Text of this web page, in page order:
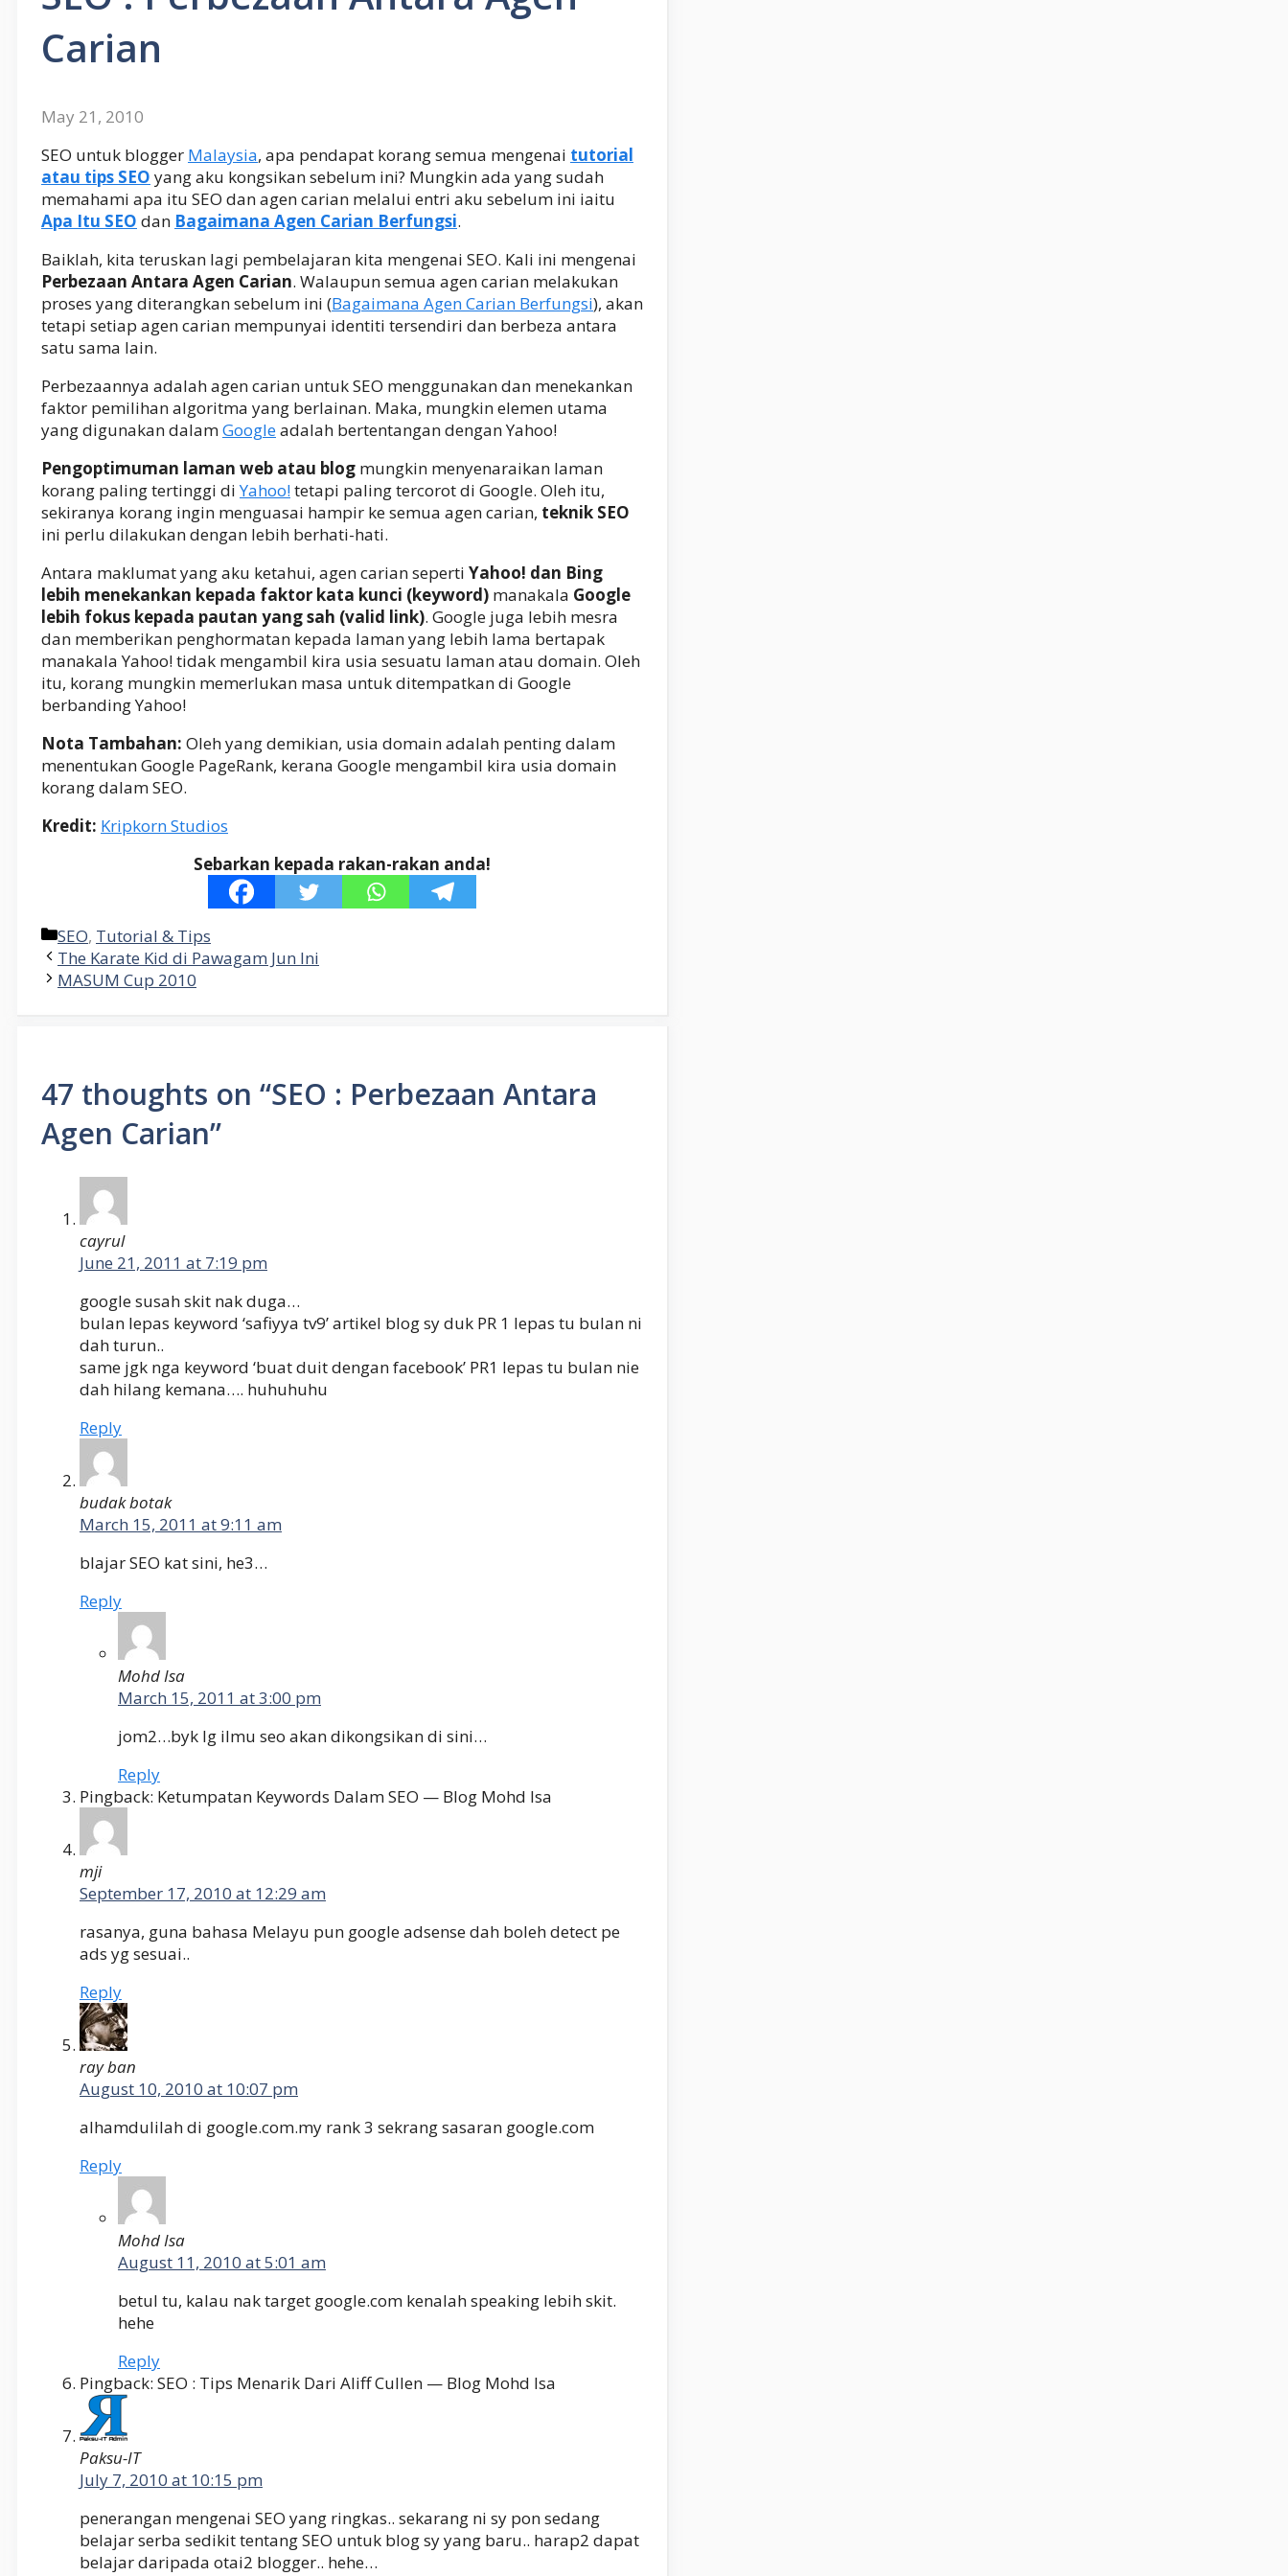
Carian
May 21, 2010
SEO untuk blogger Malaysia, apa pendapat korang semua mengenai tutorial
atau tips SEO yang aku kongsikan sebelum ini? Mungkin ada yang sudah
memahami apa itu SEO dan agen carian melalui entri aku sebelum ini iaitu
Apa Itu SEO dan Bagaimana Agen Carian Berfungsi.
Baiklah, kita teruskan lagi pembelajaran kita mengenai SEO. Kali ini mengenai
Perbezaan Antara Agen Carian. Walaupun semua agen carian melakukan
proses yang diterangkan sebelum ini (Bagaimana Agen Carian Berfungsi), akan
tetapi setiap agen carian mempunyai identiti tersendiri dan berbeza antara
satu sama lain.
Perbezaannya adalah agen carian untuk SEO menggunakan dan menekankan
faktor pemilihan algoritma yang berlainan. Maka, mungkin elemen utama
yang digunakan dalamGoogleadalah bertentangan dengan Yahoo!
Pengoptimuman laman web atau blog mungkin menyenaraikan laman
korang paling tertinggi diYahoo!tetapi paling tercorot di Google. Oleh itu,
sekiranya korang ingin menguasai hampir ke semua agen carian, teknik SEO
ini perlu dilakukan dengan lebih berhati-hati.
Antara maklumat yang aku ketahui, agen carian seperti Yahoo! dan Bing
lebih menekankan kepada faktor kata kunci (keyword) manakala Google
lebih fokus kepada pautan yang sah (valid link). Google juga lebih mesra
dan memberikan penghormatan kepada laman yang lebih lama bertapak
manakala Yahoo! tidak mengambil kira usia sesuatu laman atau domain. Oleh
itu, korang mungkin memerlukan masa untuk ditempatkan di Google
berbanding Yahoo!
Nota Tambahan: Oleh yang demikian, usia domain adalah penting dalam
menentukan Google PageRank, kerana Google mengambil kira usia domain
korang dalam SEO.
Kredit: Kripkorn Studios
Sebarkan kepada rakan-rakan anda!
Categories
SEO, Tutorial & Tips
The Karate Kid di Pawagam Jun Ini
MASUM Cup 2010
47 thoughts on “SEO : Perbezaan Antara
Agen Carian”
cayrul
June 21, 2011 at 7:19 pm
google susah skit nak duga…
bulan lepas keyword ‘safiyya tv9’ artikel blog sy duk PR 1 lepas tu bulan ni
dah turun..
same jgk nga keyword ‘buat duit dengan facebook’ PR1 lepas tu bulan nie
dah hilang kemana…. huhuhuhu
Reply
budak botak
March 15, 2011 at 9:11 am
blajar SEO kat sini, he3…
Reply
Mohd Isa
March 15, 2011 at 3:00 pm
jom2…byk lg ilmu seo akan dikongsikan di sini…
Reply
Pingback: Ketumpatan Keywords Dalam SEO — Blog Mohd Isa
mji
September 17, 2010 at 12:29 am
rasanya, guna bahasa Melayu pun google adsense dah boleh detect pe
ads yg sesuai..
Reply
ray ban
August 10, 2010 at 10:07 pm
alhamdulilah di google.com.my rank 3 sekrang sasaran google.com
Reply
Mohd Isa
August 11, 2010 at 5:01 am
betul tu, kalau nak target google.com kenalah speaking lebih skit.
hehe
Reply
Pingback: SEO : Tips Menarik Dari Aliff Cullen — Blog Mohd Isa
Paksu-IT
July 7, 2010 at 10:15 pm
penerangan mengenai SEO yang ringkas.. sekarang ni sy pon sedang
belajar serba sedikit tentang SEO untuk blog sy yang baru.. harap2 dapat
belajar daripada otai2 blogger.. hehe…